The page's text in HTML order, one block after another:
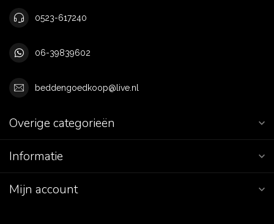
0523-617240
06-39839602
beddengoedkoop@live.nl
Overige categorieën
Informatie
Mijn account